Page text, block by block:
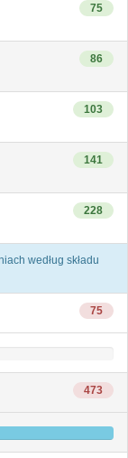
75
86
103
141
228
według składu
75
473